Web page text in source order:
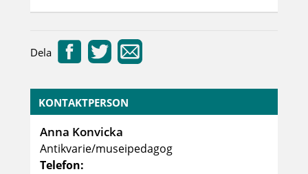
Dela
KONTAKTPERSON
Anna Konvicka
Antikvarie/museipedagog
Telefon: